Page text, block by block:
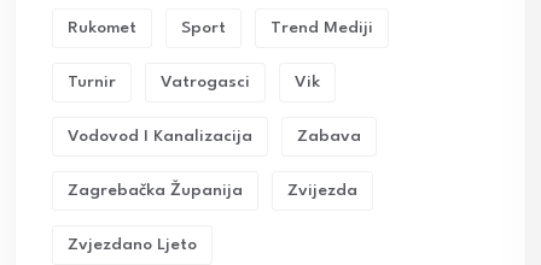
Rukomet Sport Trend Mediji
Turnir Vatrogasci Vik
Vodovod I Kanalizacija Zabava
Zagrebačka Županija Zvijezda
Zvjezdano Ljeto